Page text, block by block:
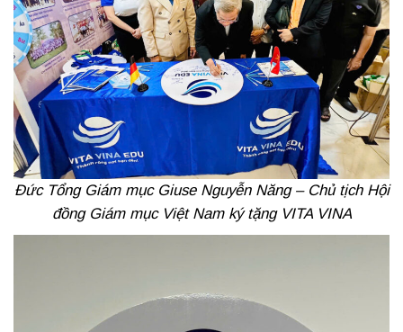
Đức Tổng Giám mục Giuse Nguyễn Năng – Chủ tịch Hội
đồng Giám mục Việt Nam ký tặng VITA VINA